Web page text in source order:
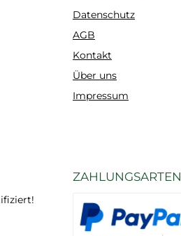
Datenschutz
AGB
Kontakt
Über uns
Impressum
ZAHLUNGSARTEN